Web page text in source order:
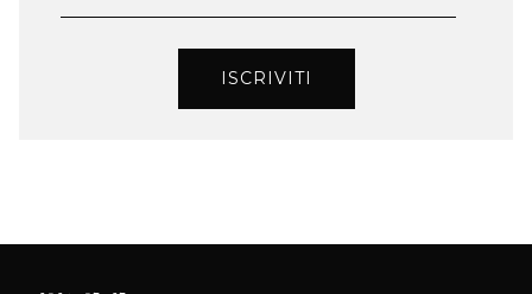
ISCRIVITI